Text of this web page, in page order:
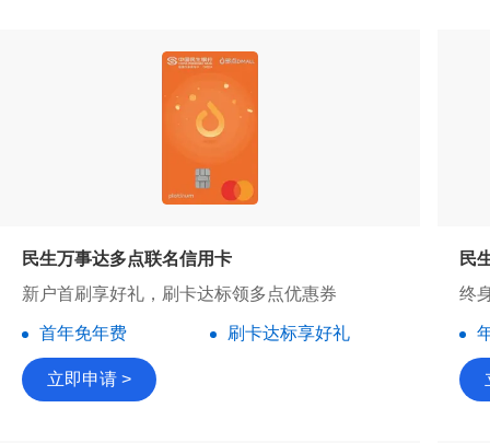
民生万事达多点联名信用卡
新户首刷享好礼，刷卡达标领多点优惠券
首年免年费 刷卡达标享好礼
立即申请 >
民
终